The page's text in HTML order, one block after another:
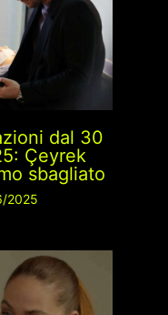
dal 30
Çeyrek
sbagliato
2025